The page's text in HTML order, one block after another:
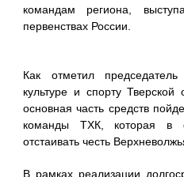
командам региона,
первенствах России.
Как отметил
культуре и спорту Тверской
основная часть средств
команды ТХК, которая в
отстаивать честь
В рамках реализации